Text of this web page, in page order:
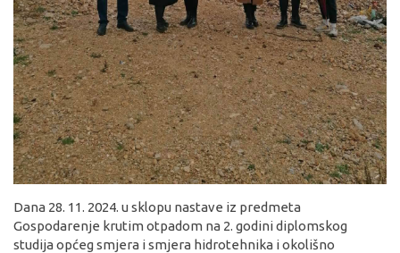
Dana 28. 11. 2024. u sklopu nastave iz predmeta
Gospodarenje krutim otpadom na 2. godini diplomskog
studija općeg smjera i smjera hidrotehnika i okolišno